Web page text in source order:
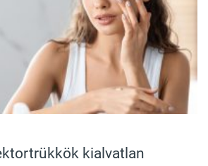
kialvatlan